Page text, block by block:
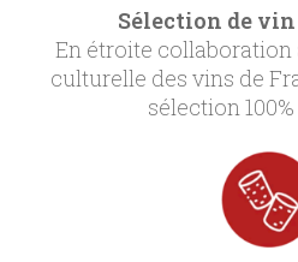
Sélection de
En étroite collaboration
culturelle des vins de
sélection